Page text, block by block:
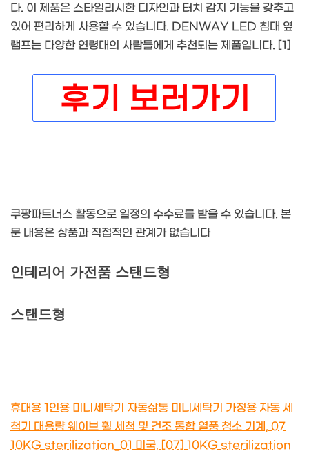
다. 이 제품은 스타일리시한 디자인과 터치 감지 기능을 갖추고
있어 편리하게 사용할 수 있습니다. DENWAY LED 침대 옆
램프는 다양한 연령대의 사람들에게 추천되는 제품입니다. [1]
쿠팡파트너스 활동으로 일정의 수수료를 받을 수 있습니다. 본
문 내용은 상품과 직접적인 관계가 없습니다
인테리어 가전품 스탠드형
스탠드형
휴대용 1인용 미니세탁기 자동삶통 미니세탁기 가정용 자동 세
척기 대용량 웨이브 휠 세척 및 건조 통합 열풍 청소 기계, 07
10KG sterilization_01 미국, [07] 10KG sterilization